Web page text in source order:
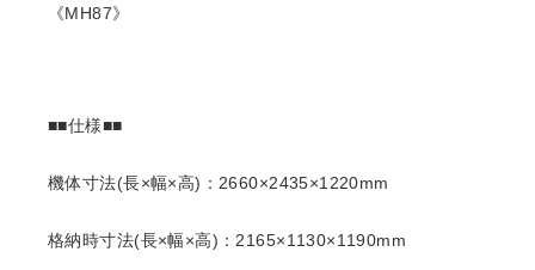
《MH87》
■■仕様■■
機体寸法(長×幅×高)：2660×2435×1220mm
格納時寸法(長×幅×高)：2165×1130×1190mm